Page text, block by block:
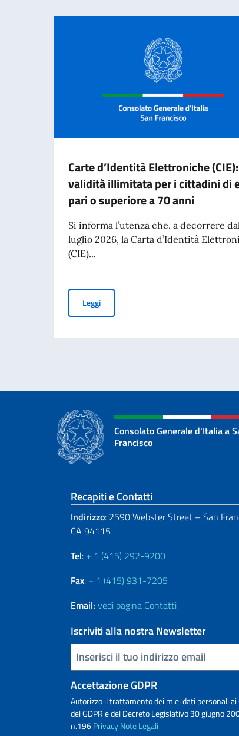
Carte d’Identità Elettroniche (CIE):
validità illimitata per i cittadini di
pari o superiore a 70 anni
Si informa l’utenza che, a decorrere
luglio 2026, la Carta d’Identità
(CIE)...
LeggiCarte d’Identità Elettroniche (CIE):
Consolato Generale d'Italia a
Francisco
Sezione footer
Recapiti e Contatti
Indirizzo: 2590 Webster Street – San
CA 94115
Tel: + 1 (415) 292-9200
Fax: + 1 (415) 931-7205
Email: vedi pagina Contatti
Iscriviti alla nostra Newsletter
Inserisci la tua email
Accettazione GDPR
Autorizzo il trattamento dei miei dati personali ai
del GDPR e del Decreto Legislativo 30 giugno
n.196PrivacyNote Legali